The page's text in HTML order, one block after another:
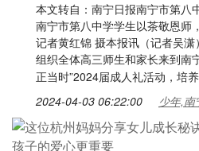
本文转自：南宁日报南宁市第八
南宁市第八中学学生以茶敬恩师
记者黄红锦 摄本报讯（记者吴
组织全体高三师生和家长来到南
正当时”2024届成人礼活动，培
2024-04-03 06:22:00 少年,